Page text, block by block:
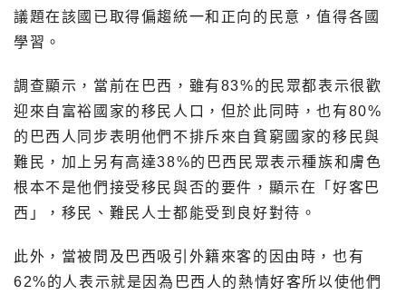
議題在該國已取得偏趨統一和正向的民意，值得各國
學習。
調查顯示，當前在巴西，雖有83%的民眾都表示很歡
迎來自富裕國家的移民人口，但於此同時，也有80%
的巴西人同步表明他們不排斥來自貧窮國家的移民與
難民，加上另有高達38%的巴西民眾表示種族和膚色
根本不是他們接受移民與否的要件，顯示在「好客巴
西」，移民、難民人士都能受到良好對待。
此外，當被問及巴西吸引外籍來客的因由時，也有
62%的人表示就是因為巴西人的熱情好客所以使他們